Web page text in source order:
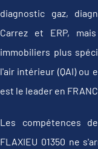
diagnostic gaz,
Carrez et ERP,
immobiliers plus
l'air intérieur (QAI)
est le leader en
Les compétences
FLAXIEU 01350 ne